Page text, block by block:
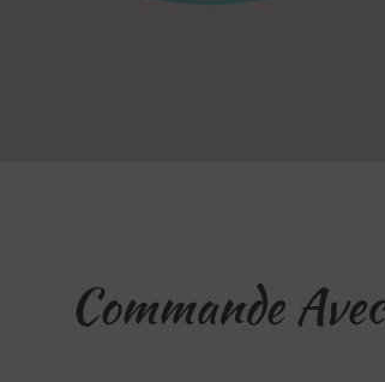
Commande